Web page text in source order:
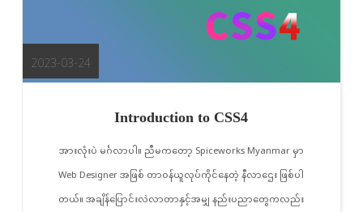
2023-03-24
Introduction to CSS4
အားလုံးပဲ မင်္ဂလာပါ။ ညီမကတော့ Spiceworks Myanmar မှာ
Web Designer အဖြစ် တာဝန်ယူလုပ်ကိုင်နေတဲ့ နီလာဌေး ဖြစ်ပါ
တယ်။ အချိန်ပြောင်းလဲလာတာနှင့်အမျှ နည်းပညာတွေကလည်း